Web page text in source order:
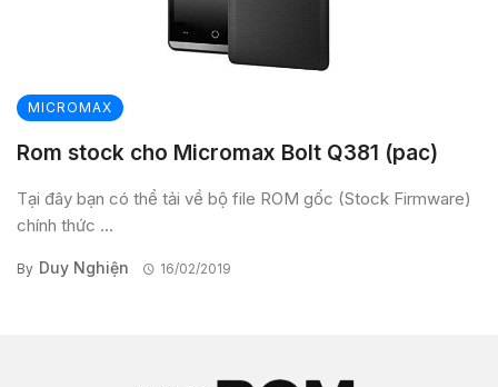
MICROMAX
Rom stock cho Micromax Bolt Q381 (pac)
Tại đây bạn có thể tải về bộ file ROM gốc (Stock Firmware)
chính thức ...
By Duy Nghiện 16/02/2019